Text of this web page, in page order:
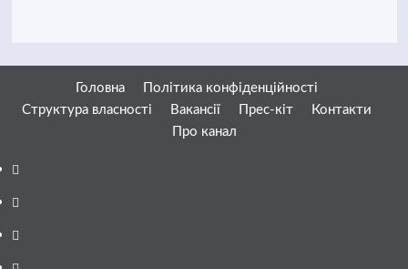
Головна
Політика конфіденційності
Структура власності
Вакансії Прес-кіт
Контакти
Про канал
Facebook
YouTube
Telegram